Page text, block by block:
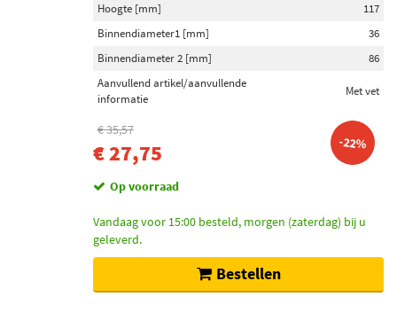
Hoogte [mm]
117
Binnendiameter1 [mm]
36
Binnendiameter 2 [mm]
86
Aanvullend artikel/aanvullende
informatie
Met vet
€ 35,57
€ 27,75 -22%
Op voorraad
Vandaag voor 15:00 besteld, morgen (zaterdag) bij u
geleverd.
Bestellen